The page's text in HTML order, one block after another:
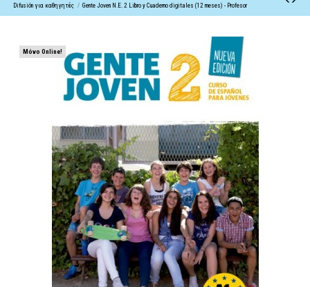
Difusión για καθηγητές
Gente Joven N.E. 2 Libro y Cuaderno digitales (12 meses) - Profesor
Μόνο Online!